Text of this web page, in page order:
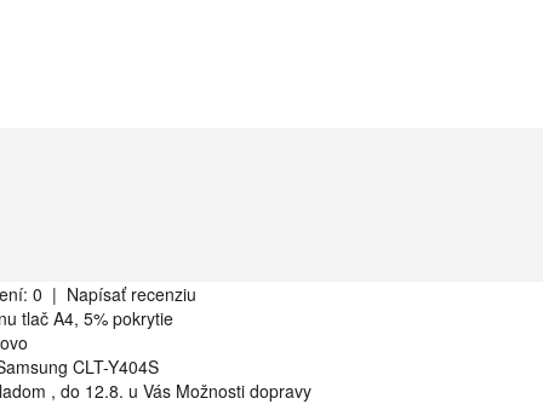
0 | Napísať recenziu
tlač A4, 5% pokrytie
CLT-Y404S
, do 12.8. u Vás Možnosti dopravy